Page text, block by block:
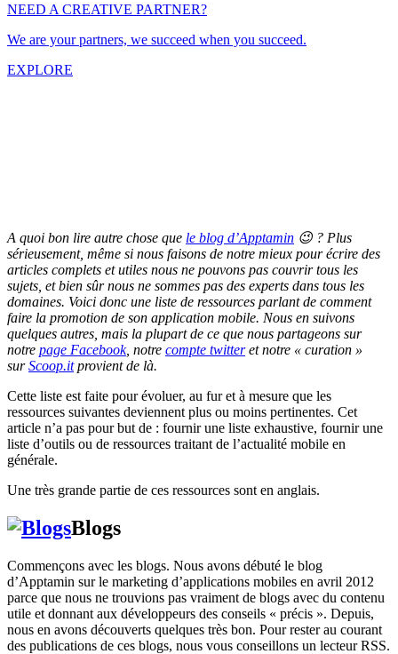
NEED A CREATIVE PARTNER?
We are your partners, we succeed when you succeed.
EXPLORE
A quoi bon lire autre chose que le blog d’Apptamin 😉 ? Plus
sérieusement, même si nous faisons de notre mieux pour écrire des
articles complets et utiles nous ne pouvons pas couvrir tous les
sujets, et bien sûr nous ne sommes pas des experts dans tous les
domaines. Voici donc une liste de ressources parlant de comment
faire la promotion de son application mobile. Nous en suivons
quelques autres, mais la plupart de ce que nous partageons sur
notre page Facebook, notre compte twitteret notre « curation »
surScoop.itprovient de là.
Cette liste est faite pour évoluer, au fur et à mesure que les
ressources suivantes deviennent plus ou moins pertinentes. Cet
article n’a pas pour but de : fournir une liste exhaustive, fournir une
liste d’outils ou de ressources traitant de l’actualité mobile en
générale.
Une très grande partie de ces ressources sont en anglais.
Blogs
Commençons avec les blogs. Nous avons débuté le blog
d’Apptamin sur le marketing d’applications mobiles en avril 2012
parce que nous ne trouvions pas vraiment de blogs avec du contenu
utile et donnant aux développeurs des conseils « précis ». Depuis,
nous en avons découverts quelques très bon. Pour rester au courant
des publications de ces blogs, nous vous conseillons un lecteur RSS.